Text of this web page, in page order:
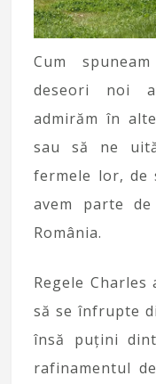
Cum
deseori noi
admirăm în
sau să ne
fermele lor, de
avem parte
România.
Regele
să se înfrupte
însă puțini
rafinamentul